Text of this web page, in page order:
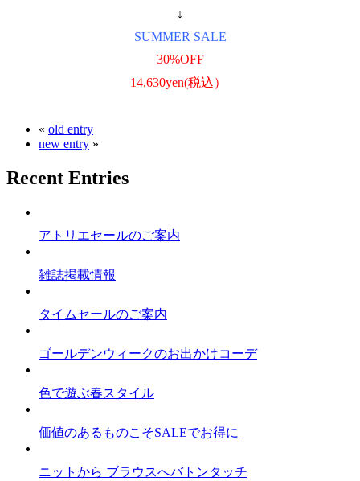
↓
SUMMER SALE
30%OFF
14,630yen(税込）
« old entry
new entry »
Recent Entries
アトリエセールのご案内
雑誌掲載情報
タイムセールのご案内
ゴールデンウィークのお出かけコーデ
色で遊ぶ春スタイル
価値のあるものこそSALEでお得に
ニットから ブラウスへバトンタッチ